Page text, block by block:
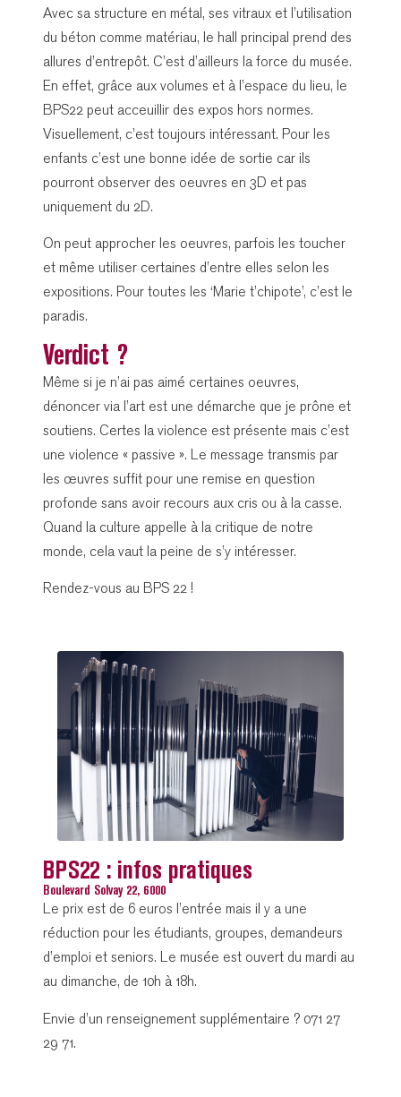
Avec sa structure en métal, ses vitraux et l’utilisation
du béton comme matériau, le hall principal prend des
allures d’entrepôt. C’est d’ailleurs la force du musée.
En effet, grâce aux volumes et à l’espace du lieu, le
BPS22 peut acceuillir des expos hors normes.
Visuellement, c’est toujours intéressant. Pour les
enfants c’est une bonne idée de sortie car ils
pourront observer des oeuvres en 3D et pas
uniquement du 2D.
On peut approcher les oeuvres, parfois les toucher
et même utiliser certaines d’entre elles selon les
expositions. Pour toutes les ‘Marie t’chipote’, c’est le
paradis.
Verdict ?
Même si je n’ai pas aimé certaines oeuvres,
dénoncer via l’art est une démarche que je prône et
soutiens. Certes la violence est présente mais c’est
une violence « passive ». Le message transmis par
les œuvres suffit pour une remise en question
profonde sans avoir recours aux cris ou à la casse.
Quand la culture appelle à la critique de notre
monde, cela vaut la peine de s’y intéresser.
Rendez-vous au BPS 22 !
BPS22 : infos pratiques
Boulevard Solvay 22, 6000
Le prix est de 6 euros l’entrée mais il y a une
réduction pour les étudiants, groupes, demandeurs
d’emploi et seniors. Le musée est ouvert du mardi au
au dimanche, de 10h à 18h.
Envie d’un renseignement supplémentaire ? 071 27
29 71.